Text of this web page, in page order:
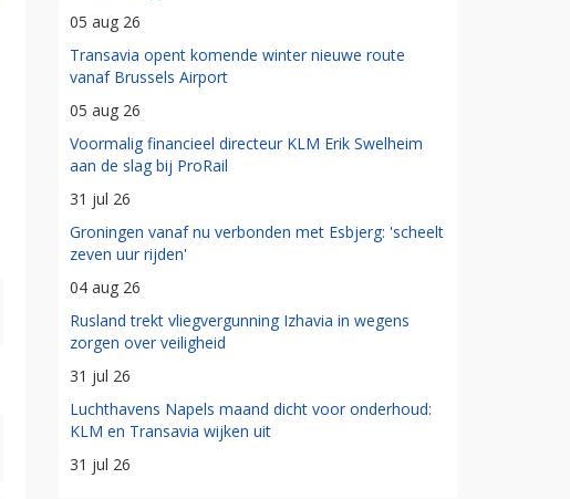
05 aug 26
Transavia opent komende winter nieuwe route
vanaf Brussels Airport
05 aug 26
Voormalig financieel directeur KLM Erik Swelheim
aan de slag bij ProRail
31 jul 26
Groningen vanaf nu verbonden met Esbjerg: 'scheelt
zeven uur rijden'
04 aug 26
Rusland trekt vliegvergunning Izhavia in wegens
zorgen over veiligheid
31 jul 26
Luchthavens Napels maand dicht voor onderhoud:
KLM en Transavia wijken uit
31 jul 26